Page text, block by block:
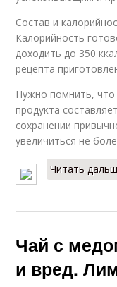
Состав и
Калорийность
доходить до 350
рецепта
Нужно помнить,
продукта
сохранении
увеличиться не
Читать
Чай с
и вред.